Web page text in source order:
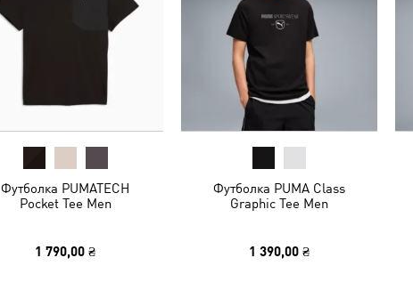
Футболка PUMATECH
Pocket Tee Men
1 790,00 ₴
Футболка PUMA Class
Graphic Tee Men
1 390,00 ₴